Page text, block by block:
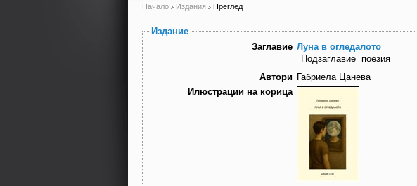
Начало Издания Преглед
Издание
Заглавие Луна в огледалото
Подзаглавие поезия
Автори Габриела Цанева
Илюстрации на корица